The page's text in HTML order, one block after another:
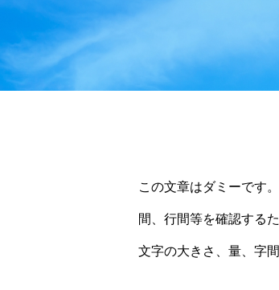
この文章はダミーです
間、行間等を確認する
文字の大きさ、量、字